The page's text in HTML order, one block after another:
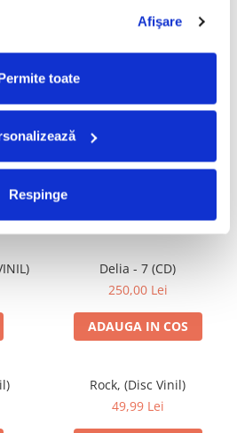
Afişare
toate
Respinge
50,00 Lei
Vița De Vie – În Corzi (Live
220,00 Lei
Delia - 7 (CD)
250,00 Lei
ADAUGA IN COS
Rock, (Disc Vinil)
49,99 Lei